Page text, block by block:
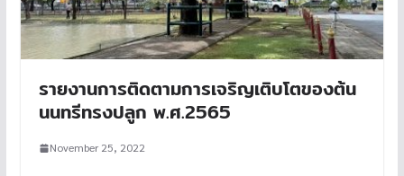
รายงานการติดตามการเจริญเติบโตของต้น
นนทรีทรงปลูก พ.ศ.2565
November 25, 2022